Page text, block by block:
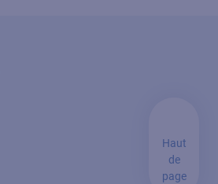
Haut
de
page